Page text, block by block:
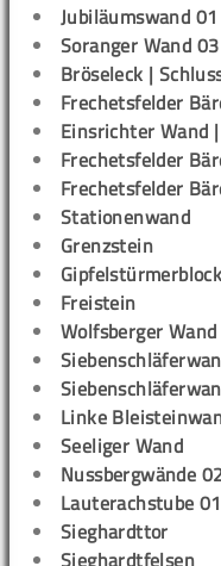
Jubiläumswand
Soranger Wand
Bröseleck |
Frechetsfelder
Einsrichter Wand
Frechetsfelder
Frechetsfelder
Stationenwand
Grenzstein
Gipfelstürmerblock
Freistein
Wolfsberger Wand
Linke
Seeliger Wand
Nussbergwände
Lauterachstube
Sieghardttor